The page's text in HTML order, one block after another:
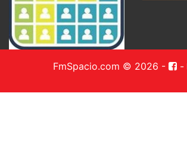
FmSpacio.com © 2026 - -